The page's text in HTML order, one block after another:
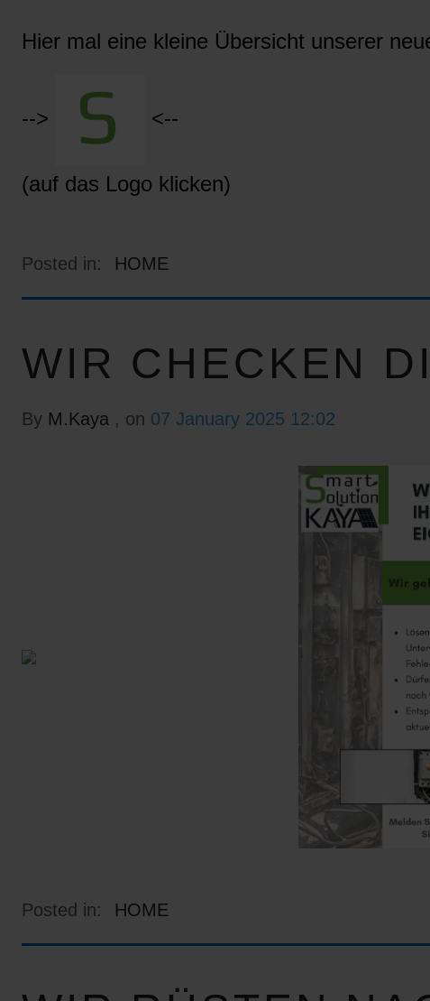
Hier mal eine kleine Übersicht unserer
--> <--
(auf das Logo klicken)
Posted in: HOME
WIR CHECKEN
By M.Kaya , on 07 January 2025 12:02
Posted in: HOME